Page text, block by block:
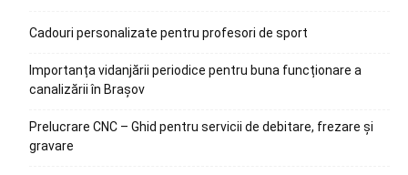
Cadouri personalizate pentru profesori de sport
Importanța vidanjării periodice pentru buna funcționare a
canalizării în Brașov
Prelucrare CNC – Ghid pentru servicii de debitare, frezare și
gravare